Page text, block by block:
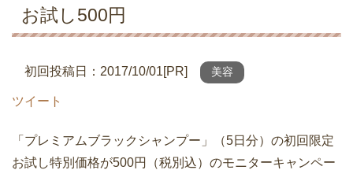
お試し500円
初回投稿日：2017/10/01[PR] 美容
ツイート
「プレミアムブラックシャンプー」（5日分）の初回限定
お試し特別価格が500円（税別込）のモニターキャンペー